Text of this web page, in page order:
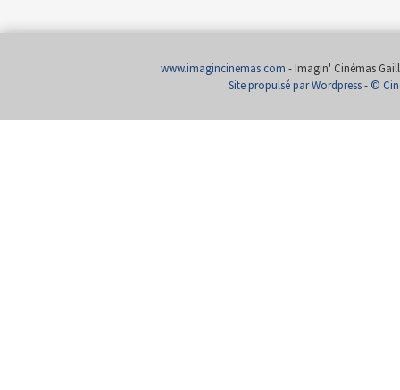
www.imagincinemas.com - Imagin' Cinémas
Site propulsé par Wordpress- ©